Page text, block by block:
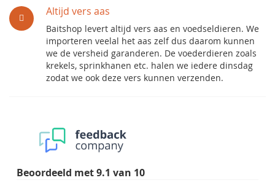
Altijd vers aas
Baitshop levert altijd vers aas en voedseldieren. We
importeren veelal het aas zelf dus daarom kunnen
we de versheid garanderen. De voederdieren zoals
krekels, sprinkhanen etc. halen we iedere dinsdag
zodat we ook deze vers kunnen verzenden.
Beoordeeld met9.1 van 10